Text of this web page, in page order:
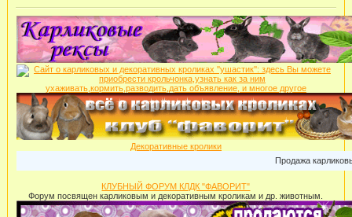
Декоративные кролики
Продажа карликовых
КЛУБНЫЙ ФОРУМ КЛДК "ФАВОРИТ"
Форум посвящен карликовым и декоративным кроликам и др. животным.